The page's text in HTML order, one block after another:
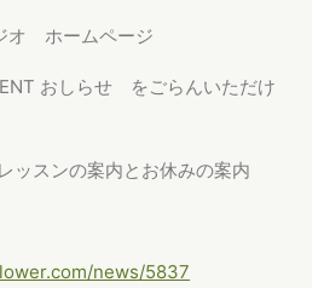
オ ホームページ
おしらせ をごらんいただけ
ッスンの案内とお休みの案内
news/5837